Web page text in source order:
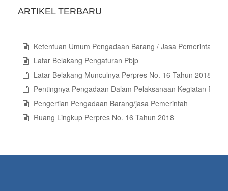
ARTIKEL TERBARU
Ketentuan Umum Pengadaan Barang / Jasa Pemerintah
Latar Belakang Pengaturan Pbjp
Latar Belakang Munculnya Perpres No. 16 Tahun 2018
Pentingnya Pengadaan Dalam Pelaksanaan Kegiatan
Pengertian Pengadaan Barang/jasa Pemerintah
Ruang Lingkup Perpres No. 16 Tahun 2018